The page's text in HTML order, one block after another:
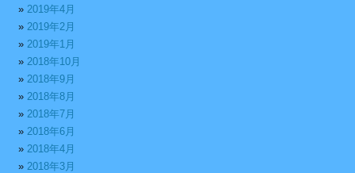
2019年4月
2019年2月
2019年1月
2018年10月
2018年9月
2018年8月
2018年7月
2018年6月
2018年4月
2018年3月